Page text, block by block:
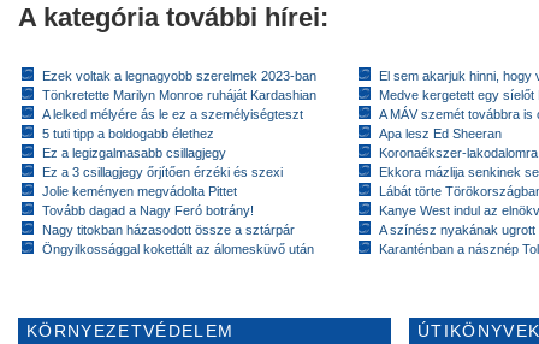
A kategória további hírei:
Ezek voltak a legnagyobb szerelmek 2023-ban
Tönkretette Marilyn Monroe ruháját Kardashian
A lelked mélyére ás le ez a személyiségteszt
5 tuti tipp a boldogabb élethez
Ez a legizgalmasabb csillagjegy
Ez a 3 csillagjegy őrjítően érzéki és szexi
Jolie keményen megvádolta Pittet
Tovább dagad a Nagy Feró botrány!
Nagy titokban házasodott össze a sztárpár
Öngyilkossággal kokettált az álomesküvő után
El sem akarjuk hinni, hogy
Medve kergetett egy síelőt
A MÁV szemét továbbra is
Apa lesz Ed Sheeran
Koronaékszer-
Ekkora mázlija senkinek
Lábát törte
Kanye West indul az
A színész nyakának
Karanténban a násznép
KÖRNYEZETVÉDELEM